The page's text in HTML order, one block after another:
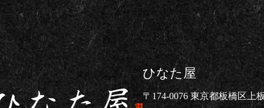
ひなた屋
〒174-0076 東京都板橋区上